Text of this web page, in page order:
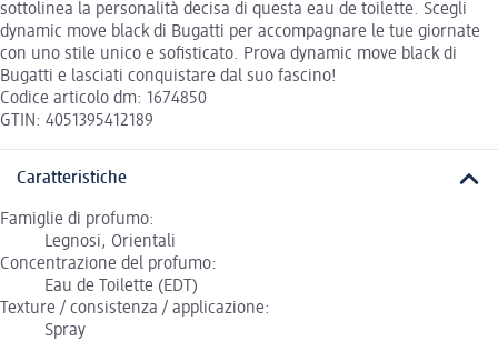
sottolinea la personalità decisa di questa eau de toilette. Scegli
dynamic move black di Bugatti per accompagnare le tue giornate
con uno stile unico e sofisticato. Prova dynamic move black di
Bugatti e lasciati conquistare dal suo fascino!
Codice articolo dm: 1674850
GTIN: 4051395412189
Caratteristiche
Famiglie di profumo:
Legnosi, Orientali
Concentrazione del profumo:
Eau de Toilette (EDT)
Texture / consistenza / applicazione:
Spray